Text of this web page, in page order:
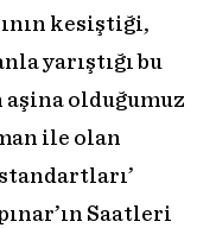
kesiştiği,
yarıştığı bu
olduğumuz
ile olan
Saatleri